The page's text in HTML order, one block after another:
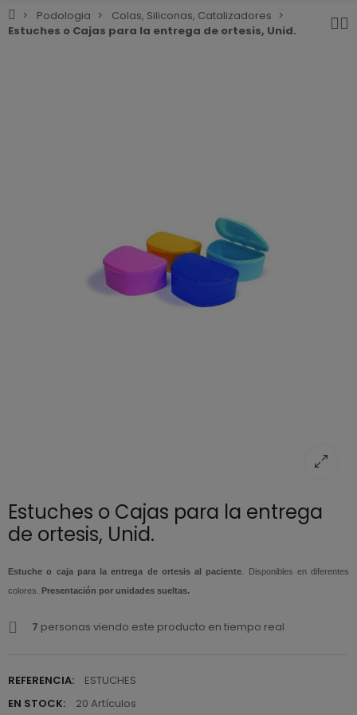
Podologia
Colas, Siliconas, Catalizadores
Estuches o Cajas para la entrega de ortesis, Unid.
Estuches o Cajas para la entrega
de ortesis, Unid.
Estuche o caja para la entrega de ortesis al paciente . Disponibles en diferentes
colores. Presentación por unidades sueltas.
7 personas viendo este producto en tiempo real
REFERENCIA:
ESTUCHES
EN STOCK:
20 Artículos